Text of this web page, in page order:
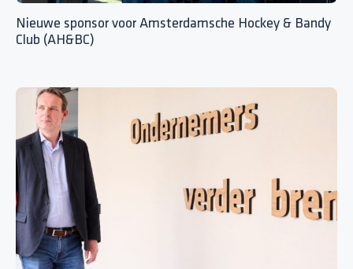
Nieuwe sponsor voor Amsterdamsche Hockey & Bandy
Club (AH&BC)